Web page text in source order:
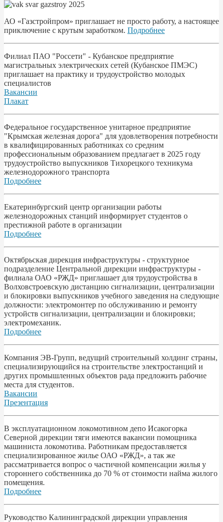
АО «Газстройпром» приглашает не просто работу, а настоящее
приключение с крутым заработком. Подробнее
Филиал ПАО "Россети" - Кубанское предприятие
магистральных электрических сетей (Кубанское ПМЭС)
приглашает на практику и трудоустройство молодых
специалистов
Вакансии
Плакат
Федеральное государственное унитарное предприятие
"Крымская железная дорога" для удовлетворения потребности
в квалифицированных работниках со средним
профессиональным образованием предлагает в 2025 году
трудоустройство выпускников Тихорецкого техникума
железнодорожного транспорта
Подробнее
Екатеринбургский центр организации работы
железнодорожных станций информирует студентов о
престижной работе в организации
Подробнее
Октябрьская дирекция инфраструктуры - структурное
подразделение Центральной дирекции инфраструктуры -
филиала ОАО «РЖД» приглашает для трудоустройства в
Волховстроевскую дистанцию сигнализации, централизации
и блокировки выпускников учебного заведения на следующие
должности: электромонтер по обслуживанию и ремонту
устройств сигнализации, централизации и блокировки;
электромеханик.
Подробнее
Компания ЭВ-Групп, ведущий строительный холдинг страны,
специализирующийся на строительстве электростанций и
других промышленных объектов рада предложить рабочие
места для студентов.
Вакансии
Презентация
В эксплуатационном локомотивном депо Исакогорка
Северной дирекции тяги имеются вакансии помощника
машиниста локомотива. Работникам предоставляется
специализированное жилье ОАО «РЖД», а так же
рассматривается вопрос о частичной компенсации жилья у
стороннего собственника до 70 % от стоимости найма жилого
помещения.
Подробнее
Pyководство Калининградской дирекции управления